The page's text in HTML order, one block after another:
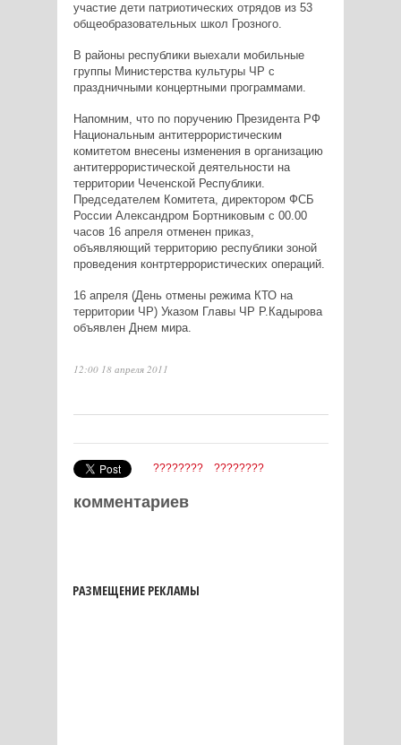
участие дети патриотических отрядов из 53
общеобразовательных школ Грозного.
В районы республики выехали мобильные
группы Министерства культуры ЧР с
праздничными концертными программами.
Напомним, что по поручению Президента РФ
Национальным антитеррористическим
комитетом внесены изменения в организацию
антитеррористической деятельности на
территории Чеченской Республики.
Председателем Комитета, директором ФСБ
России Александром Бортниковым с 00.00
часов 16 апреля отменен приказ,
объявляющий территорию республики зоной
проведения контртеррористических операций.
16 апреля (День отмены режима КТО на
территории ЧР) Указом Главы ЧР Р.Кадырова
объявлен Днем мира.
12:00 18 апреля 2011
???????? ????????
комментариев
РАЗМЕЩЕНИЕ РЕКЛАМЫ